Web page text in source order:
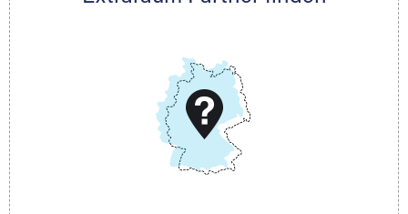
Telefon:+49 6145 5442 - 404
DMG Aktiengesellschaft
www.dmg-ag.com